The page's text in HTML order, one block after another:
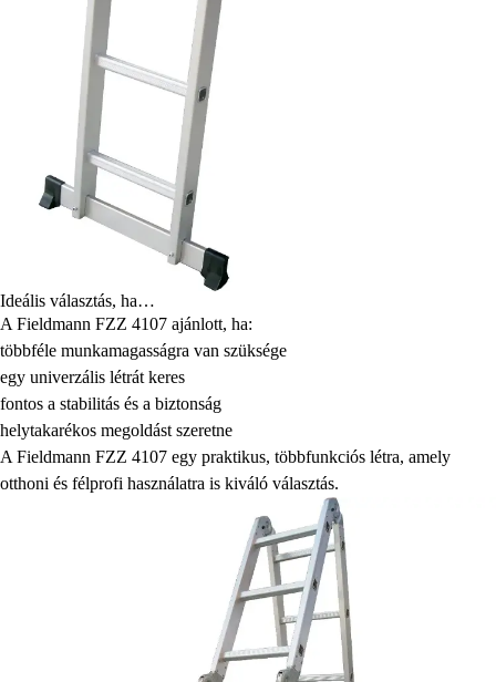
Ideális választás, ha…
A Fieldmann FZZ 4107 ajánlott, ha:
többféle munkamagasságra van szüksége
egy univerzális létrát keres
fontos a stabilitás és a biztonság
helytakarékos megoldást szeretne
A Fieldmann FZZ 4107 egy praktikus, többfunkciós létra, amely
otthoni és félprofi használatra is kiváló választás.